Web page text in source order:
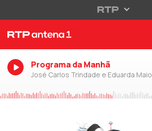
Programa da Manhã
José Carlos Trindade e Eduarda Maio